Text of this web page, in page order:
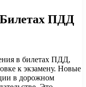
ПДД
в билетах ПДД,
к экзамену. Новые
в дорожном